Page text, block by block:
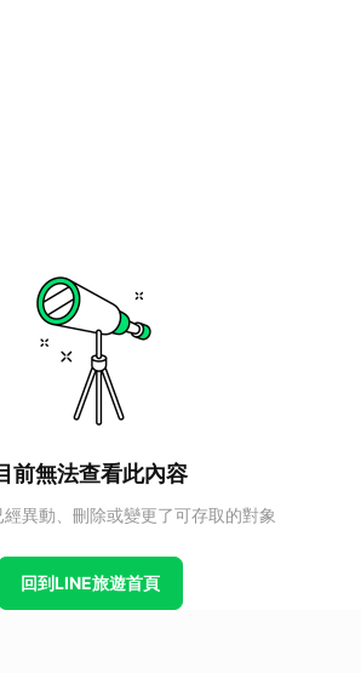
前無法查看此內容
異動、刪除或變更了可存取的對象
回到LINE旅遊首頁